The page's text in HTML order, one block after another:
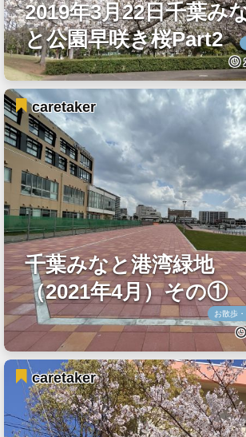
2019年3月22日千葉み
と公園早咲き桜Part2
caretaker
千葉みなと港湾緑地
（2021年4月）その①
お散歩
caretaker